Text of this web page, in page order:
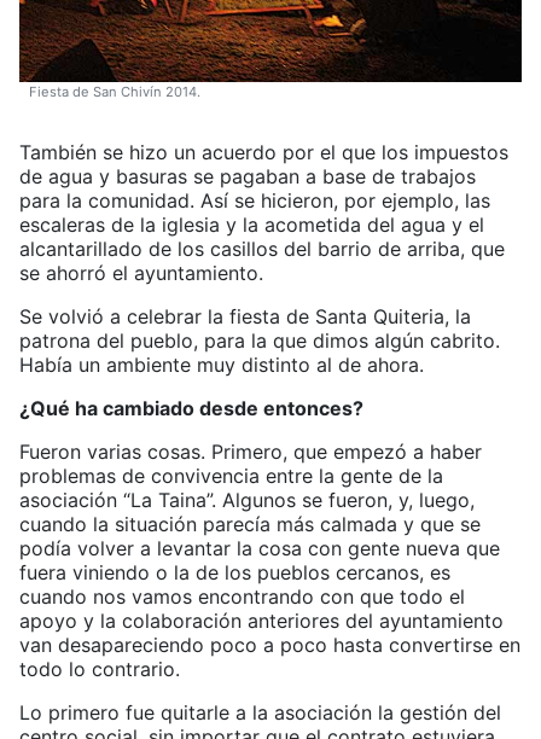
Fiesta de San Chivín 2014.
También se hizo un acuerdo por el que los impuestos
de agua y basuras se pagaban a base de trabajos
para la comunidad. Así se hicieron, por ejemplo, las
escaleras de la iglesia y la acometida del agua y el
alcantarillado de los casillos del barrio de arriba, que
se ahorró el ayuntamiento.
Se volvió a celebrar la fiesta de Santa Quiteria, la
patrona del pueblo, para la que dimos algún cabrito.
Había un ambiente muy distinto al de ahora.
¿Qué ha cambiado desde entonces?
Fueron varias cosas. Primero, que empezó a haber
problemas de convivencia entre la gente de la
asociación “La Taina”. Algunos se fueron, y, luego,
cuando la situación parecía más calmada y que se
podía volver a levantar la cosa con gente nueva que
fuera viniendo o la de los pueblos cercanos, es
cuando nos vamos encontrando con que todo el
apoyo y la colaboración anteriores del ayuntamiento
van desapareciendo poco a poco hasta convertirse en
todo lo contrario.
Lo primero fue quitarle a la asociación la gestión del